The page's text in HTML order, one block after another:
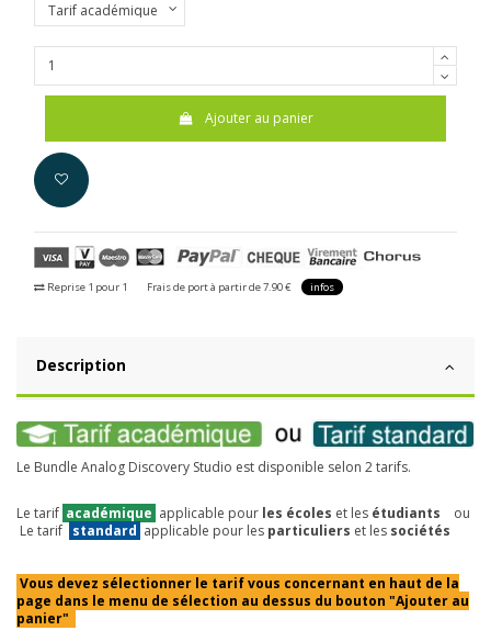
Ajouter au panier
Reprise 1 pour 1 Frais de port à partir de 7.90 € infos
Description
Le Bundle Analog Discovery Studio est disponible selon 2 tarifs.
Le tarif académique applicable pour les écoles et les étudiants ou
Le tarif standard applicable pour les particuliers et les sociétés
Vous devez sélectionner le tarif vous concernant en haut de la
page dans le menu de sélection au dessus du bouton "Ajouter au
panier"